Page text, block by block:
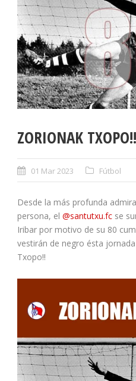
ZORIONAK TXOPO!!
01 Mar 2023 Fútbol
Desde la más profunda
persona, el @santutxu.fc se
Iribar por motivo de su 80
vestirán de negro ésta
Txopo!!